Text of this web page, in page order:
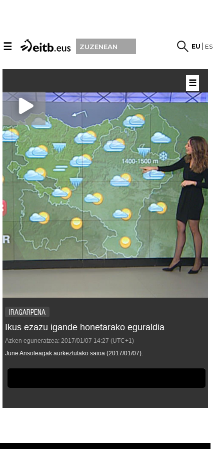
☰ ZUZENEAN EU ES
IRAGARPENA
Ikus ezazu igande honetarako eguraldia
Azken eguneratzea: 2017/01/07 14:27 (UTC+1)
June Ansoleagak aurkeztutako saioa (2017/01/07).
☰